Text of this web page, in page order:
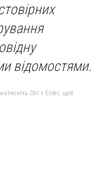
відомостями.
Ctrl + Enter, щоб